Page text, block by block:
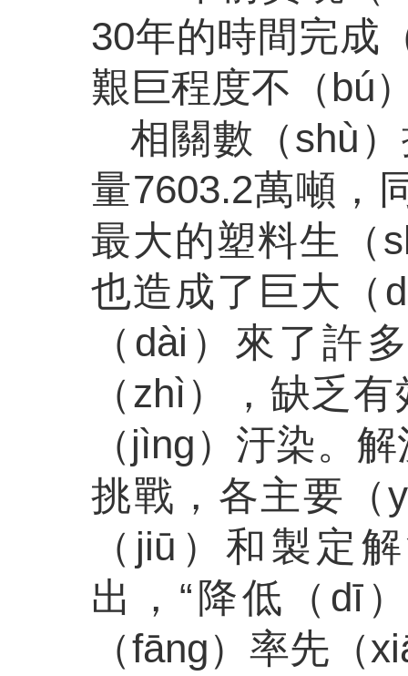
30年的時間完成
艱巨程度不（bú
相關數（shù
量7603.2萬噸，
最大的塑料生（
也造成了巨大（
（dài）來了許
（zhì），缺乏
（jìng）汙染。
挑戰，各主要（
（jiū）和製定
出，“降低（dī
（fāng）率先（